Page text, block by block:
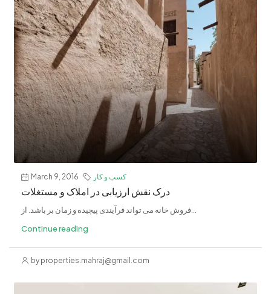
March 9, 2016 کسب و کار
درک نقش ارزیابی در املاک و مستغلات
فروش خانه می تواند فرآیندی پیچیده و زمان بر باشد. از...
Continue reading
by properties.mahraj@gmail.com